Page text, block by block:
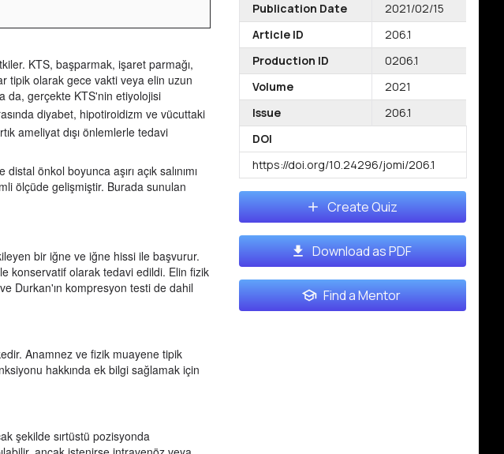
KTS, başparmak, işaret parmağı,
tipik olarak gece vakti veya elin uzun
da, gerçekte KTS'nin etiyolojisi
diyabet, hipotiroidizm ve vücuttaki
ameliyat dışı önlemlerle tedavi
önkol boyunca aşırı açık salınımı
ölçüde gelişmiştir. Burada sunulan
bir iğne ve iğne hissi ile başvurur.
konservatif olarak tedavi edildi. Elin fizik
Durkan'ın kompresyon testi de dahil
Anamnez ve fizik muayene tipik
hakkında ek bilgi sağlamak için
şekilde sırtüstü pozisyonda
Publication Date
2021/02/15
Article ID
206.1
Production ID
0206.1
Volume
2021
Issue
206.1
DOI
https://doi.org/10.24296/jomi/206.1
Create Quiz
Download as PDF
Find a Mentor